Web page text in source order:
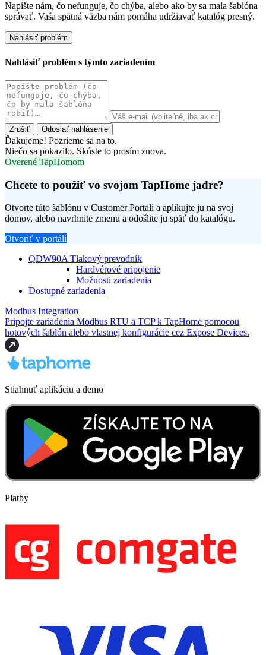
Napíšte nám, čo nefunguje, čo chýba, alebo ako by sa mala šablóna
správať. Vaša spätná väzba nám pomáha udržiavať katalóg presný.
Nahlásiť problém
Nahlásiť problém s týmto zariadením
Zrušiť Odoslať nahlásenie
Ďakujeme! Pozrieme sa na to.
Niečo sa pokazilo. Skúste to prosím znova.
Overené TapHomom
Chcete to použiť vo svojom TapHome jadre?
Otvorte túto šablónu v Customer Portali a aplikujte ju na svoj
domov, alebo navrhnite zmenu a odošlite ju späť do katalógu.
Otvoriť v portáli
QDW90A Tlakový prevodník
Hardvérové pripojenie
Možnosti zariadenia
Dostupné zariadenia
Modbus Integration
Pripojte zariadenia Modbus RTU a TCP k TapHome pomocou
hotových šablón alebo vlastnej konfigurácie cez Expose Devices.
Stiahnuť aplikáciu a demo
Platby